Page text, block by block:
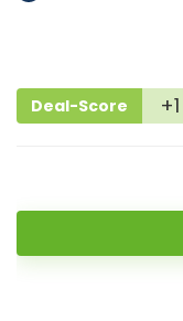
Deal-Score +1